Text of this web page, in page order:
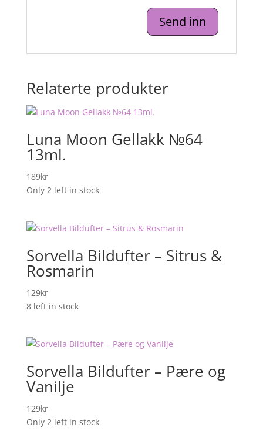
Relaterte produkter
Luna Moon Gellakk №64
13ml.
189kr
Only 2 left in stock
Sorvella Bildufter – Sitrus &
Rosmarin
129kr
8 left in stock
Sorvella Bildufter – Pære og
Vanilje
129kr
Only 2 left in stock